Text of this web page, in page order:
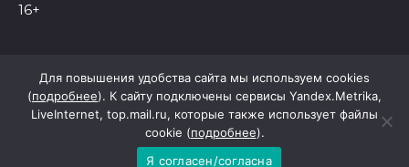
16+
При поддержке Правительства Ростовской области
Для повышения удобства сайта мы используем cookies
(подробнее). К сайту подключены сервисы Yandex.Metrika,
LiveInternet, top.mail.ru, которые также использует файлы
cookie (подробнее).
Я согласен/согласна